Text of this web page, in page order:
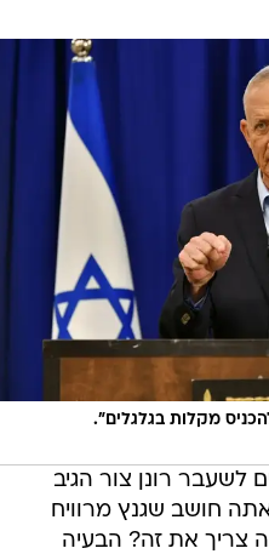
מקלות בגלגלים".
לשעבר רונן צור הגיב
חושב שגנץ מרוויח
צריך את זה? הבעיה